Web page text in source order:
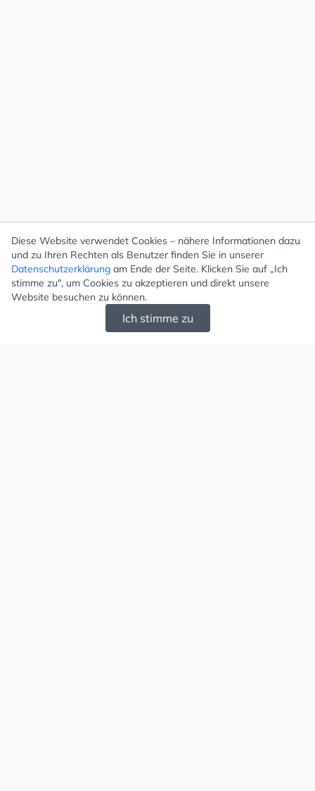
Diese Website verwendet Cookies – nähere Informationen dazu
und zu Ihren Rechten als Benutzer finden Sie in unserer
Datenschutzerklärung am Ende der Seite. Klicken Sie auf „Ich
stimme zu", um Cookies zu akzeptieren und direkt unsere
Website besuchen zu können.
Ich stimme zu